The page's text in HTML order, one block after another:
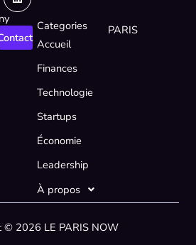
Categories
Accueil
Finances
Technologie
Startups
Économie
Leadership
À propos
PARIS
© 2026 LE PARIS NOW